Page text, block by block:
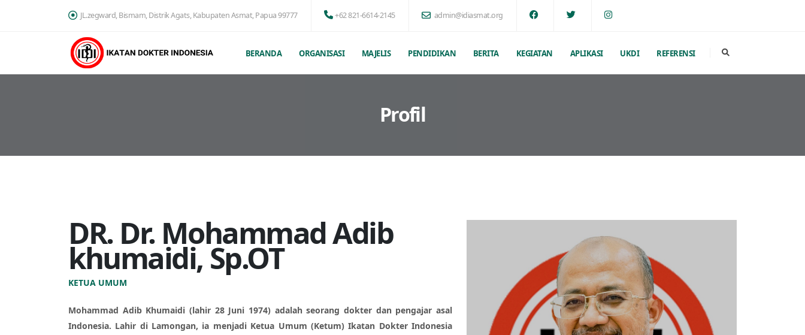
JL.zegward, Bismam, Distrik Agats, Kabupaten Asmat, Papua 99777 +62 821-6614-2145 admin@idiasmat.org
BERANDA ORGANISASI MAJELIS PENDIDIKAN BERITA KEGIATAN APLIKASI UKDI REFERENSI
Profil
DR. Dr. Mohammad Adib
khumaidi, Sp.OT
KETUA UMUM
Mohammad Adib Khumaidi (lahir 28 Juni 1974) adalah seorang dokter dan pengajar asal
Indonesia. Lahir di Lamongan, ia menjadi Ketua Umum (Ketum) Ikatan Dokter Indonesia